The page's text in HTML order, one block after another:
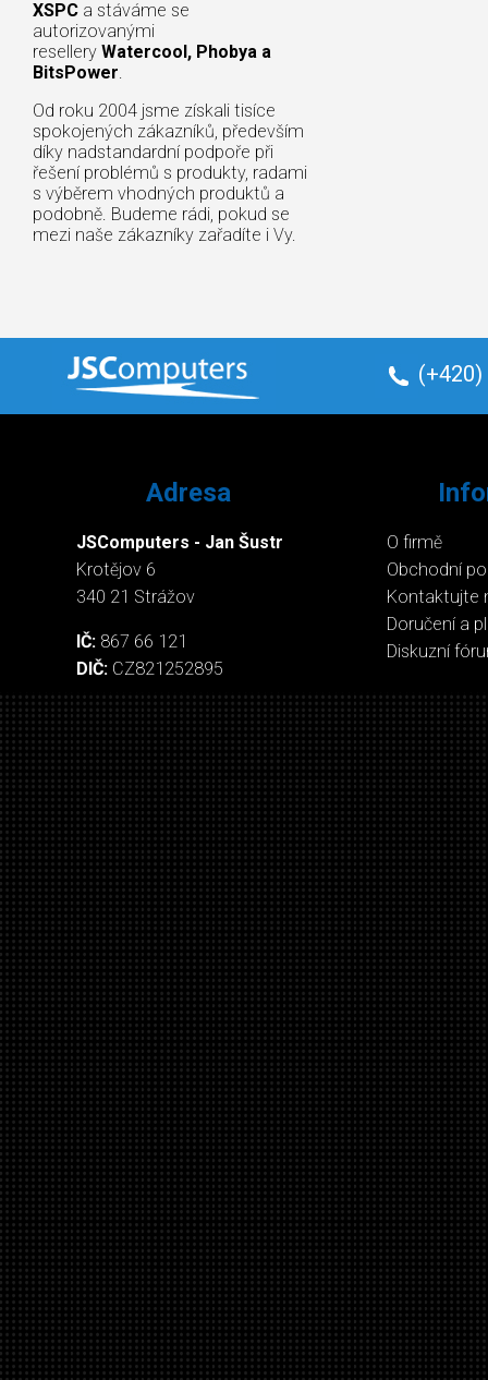
XSPC a stáváme se
autorizovanými
resellery Watercool, Phobya a
BitsPower.
Od roku 2004 jsme získali tisíce
spokojených zákazníků, především
díky nadstandardní podpoře při
řešení problémů s produkty, radami
s výběrem vhodných produktů a
podobně. Budeme rádi, pokud se
mezi naše zákazníky zařadíte i Vy.
(+420)
Adresa
JSComputers - Jan Šustr
Krotějov 6
340 21 Strážov
IČ: 867 66 121
DIČ: CZ821252895
O firmě
Obchodní
Kontaktujte
Doručení a
Diskuzní